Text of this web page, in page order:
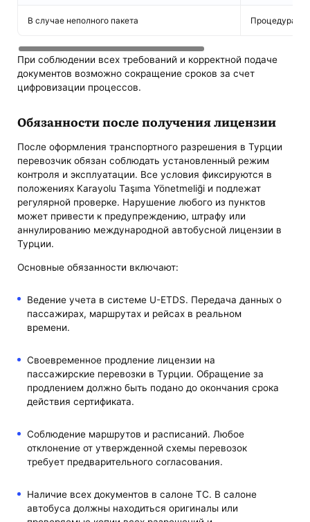
В случае неполного пакета Процедура
При соблюдении всех требований и корректной подаче
документов возможно сокращение сроков за счет
цифровизации процессов.
Обязанности после получения лицензии
После оформления транспортного разрешения в Турции
перевозчик обязан соблюдать установленный режим
контроля и эксплуатации. Все условия фиксируются в
положениях Karayolu Taşıma Yönetmeliği и подлежат
регулярной проверке. Нарушение любого из пунктов
может привести к предупреждению, штрафу или
аннулированию международной автобусной лицензии в
Турции.
Основные обязанности включают:
Ведение учета в системе U-ETDS. Передача данных о
пассажирах, маршрутах и рейсах в реальном
времени.
Своевременное продление лицензии на
пассажирские перевозки в Турции. Обращение за
продлением должно быть подано до окончания срока
действия сертификата.
Соблюдение маршрутов и расписаний. Любое
отклонение от утвержденной схемы перевозок
требует предварительного согласования.
Наличие всех документов в салоне ТС. В салоне
автобуса должны находиться оригиналы или